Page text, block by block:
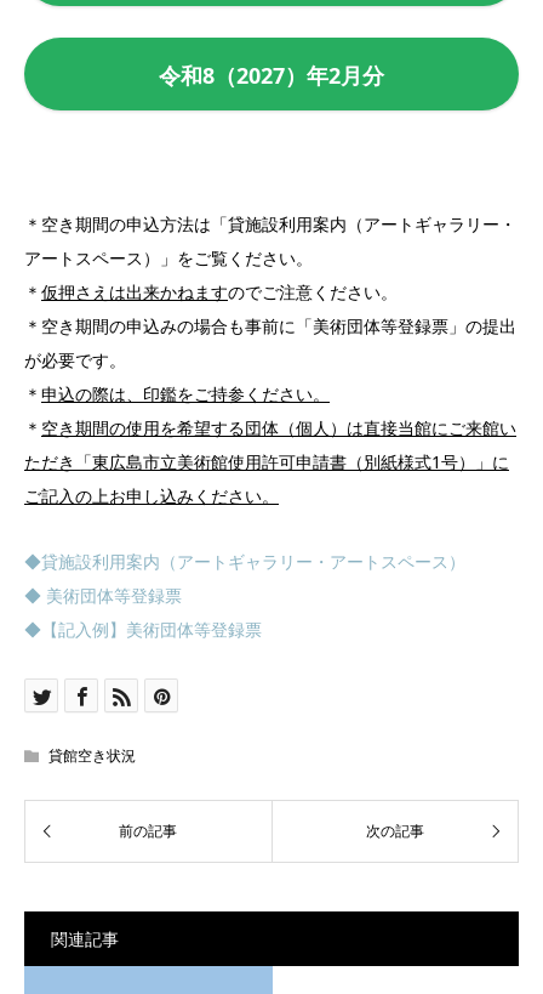
令和8（2027）年2月分
＊空き期間の申込方法は「貸施設利用案内（アートギャラリー・
アートスペース）」をご覧ください。
＊ 仮押さえは出来かねますのでご注意ください。
＊空き期間の申込みの場合も事前に「美術団体等登録票」の提出
が必要です。
＊ 申込の際は、印鑑をご持参ください。
＊ 空き期間の使用を希望する団体（個人）は直接当館にご来館い
ただき「東広島市立美術館使用許可申請書（別紙様式1号）」に
ご記入の上お申し込みください。
◆貸施設利用案内（アートギャラリー・アートスペース）
◆ 美術団体等登録票
◆【記入例】美術団体等登録票
貸館空き状況
関連記事